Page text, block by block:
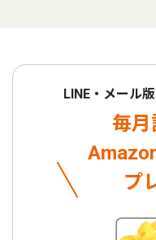
LINE・メール
毎月
プ